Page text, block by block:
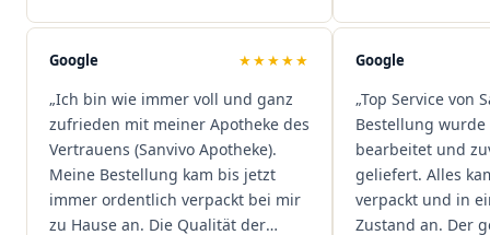
sind extrem zügig, was mir jedes
Mal viel Zeit spart. Man merkt,
Kundenzufriedenheit an erster
Stelle stehen. Vielen Dank an das
Team von Sanvivo – ich bin
rundum begeistert!"
Google ★★★★★
„Ich bin wie immer voll und ganz
zufrieden mit meiner Apotheke des
Vertrauens (Sanvivo Apotheke).
Meine Bestellung kam bis jetzt
immer ordentlich verpackt bei mir
zu Hause an. Die Qualität der
Google
„Top Service von
Bestellung wurde
bearbeitet und
geliefert. Alles
verpackt und in
Zustand an. Der